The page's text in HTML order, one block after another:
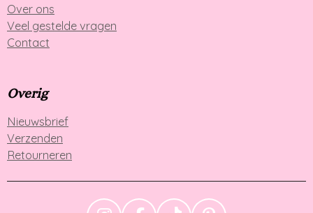
Over ons
Veel gestelde vragen
Contact
Overig
Nieuwsbrief
Verzenden
Retourneren